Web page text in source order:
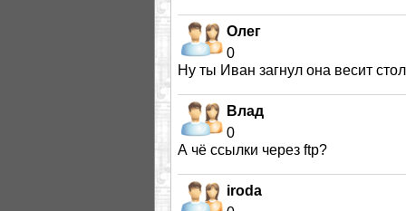
Олег
0
Ну ты Иван загнул она весит
Влад
0
А чё ссылки через ftp?
iroda